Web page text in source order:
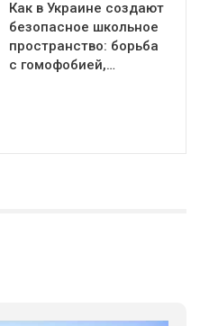
Как в Украине создают
безопасное школьное
пространство: борьба
с гомофобией,…